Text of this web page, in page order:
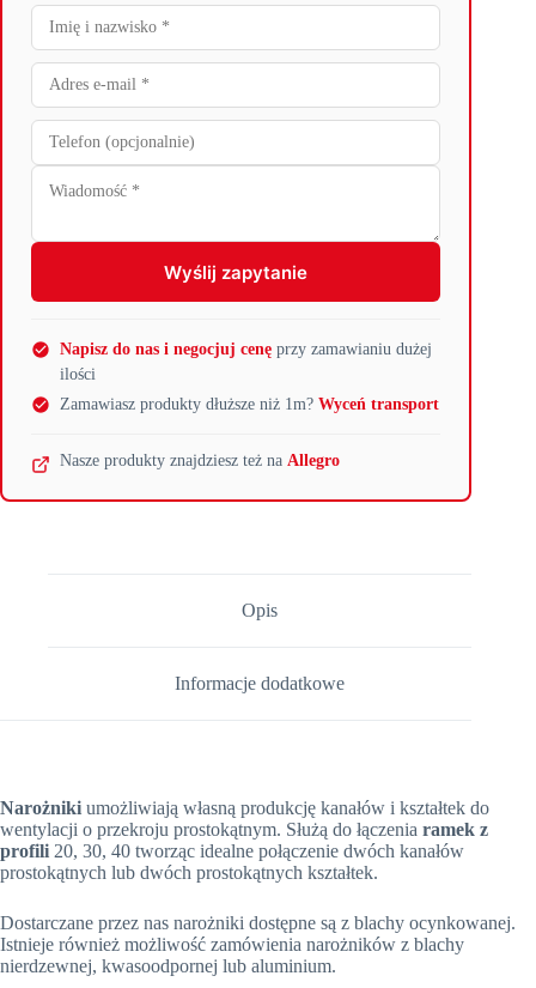
Wyślij zapytanie
Napisz do nas i negocjuj cenę przy zamawianiu dużej
ilości
Zamawiasz produkty dłuższe niż 1m? Wyceń transport
Nasze produkty znajdziesz też na Allegro
Opis
Informacje dodatkowe
Narożniki umożliwiają własną produkcję kanałów i kształtek do
wentylacji o przekroju prostokątnym. Służą do łączenia ramek z
profili 20, 30, 40 tworząc idealne połączenie dwóch kanałów
prostokątnych lub dwóch prostokątnych kształtek.
Dostarczane przez nas narożniki dostępne są z blachy ocynkowanej.
Istnieje również możliwość zamówienia narożników z blachy
nierdzewnej, kwasoodpornej lub aluminium.